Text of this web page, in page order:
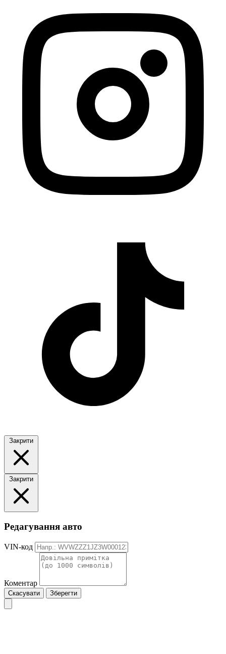
Закрити
Закрити
Редагування авто
VIN-код
Коментар
Скасувати Зберегти